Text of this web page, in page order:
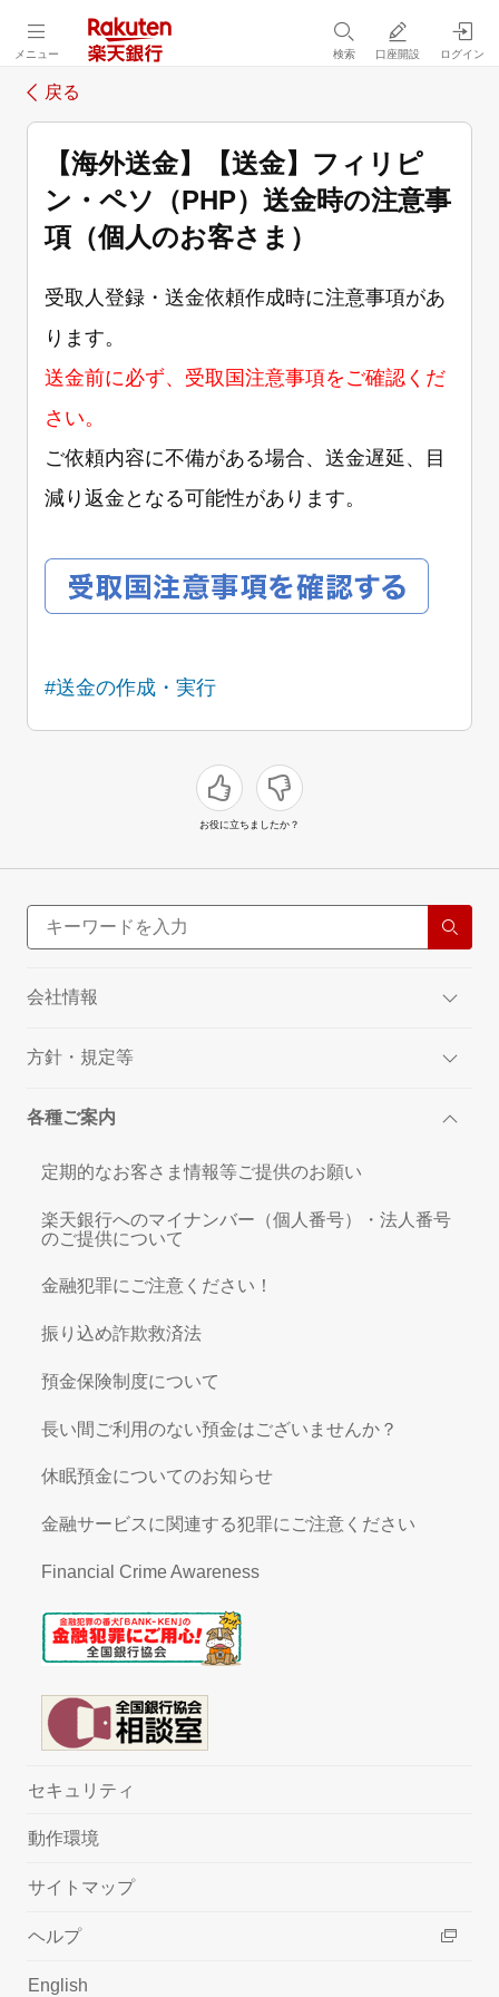
メニュー 検索 口座開設 ログイン
戻る
【海外送金】【送金】フィリピ
ン・ペソ（PHP）送金時の注意事
項（個人のお客さま）
受取人登録・送金依頼作成時に注意事項があ
ります。
送金前に必ず、受取国注意事項をご確認くだ
さい。
ご依頼内容に不備がある場合、送金遅延、目
減り返金となる可能性があります。
#送金の作成・実行
お役に立ちましたか？
会社情報
方針・規定等
各種ご案内
定期的なお客さま情報等ご提供のお願い
楽天銀行へのマイナンバー（個人番号）・法人番号
のご提供について
金融犯罪にご注意ください！
振り込め詐欺救済法
預金保険制度について
長い間ご利用のない預金はございませんか？
休眠預金についてのお知らせ
金融サービスに関連する犯罪にご注意ください
Financial Crime Awareness
セキュリティ
動作環境
サイトマップ
ヘルプ
English